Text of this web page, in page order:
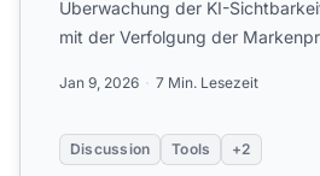
Überwachung der KI-
mit der Verfolgung der
Jan 9, 2026 7 Min. Lesezeit
Discussion Tools +2